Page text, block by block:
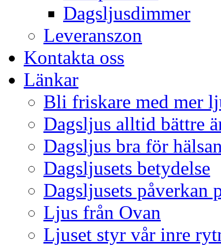
Dagsljusdimmer
Leveranszon
Kontakta oss
Länkar
Bli friskare med mer
Dagsljus alltid bättre
Dagsljus bra för
Dagsljusets betydelse
Dagsljusets påverkan
Ljus från Ovan
Ljuset styr vår inre